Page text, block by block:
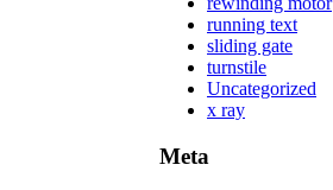
running text
sliding gate
turnstile
Uncategorized
x ray
Meta